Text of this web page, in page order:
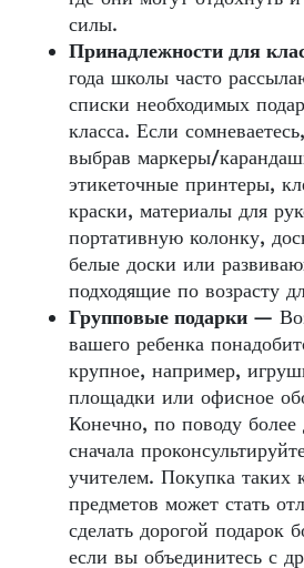
силы.
Принадлежности для
года школы часто
списки необходимых
класса. Если
выбрав маркеры/
этикеточные принтеры,
краски, материалы для
портативную колонку,
белые доски или
подходящие по возрасту
Групповые подарки —
вашего ребенка
крупное, например,
площадки или офисное
Конечно, по поводу
сначала
учителем. Покупка таких
предметов может стать
сделать дорогой подарок
если вы объединитесь с